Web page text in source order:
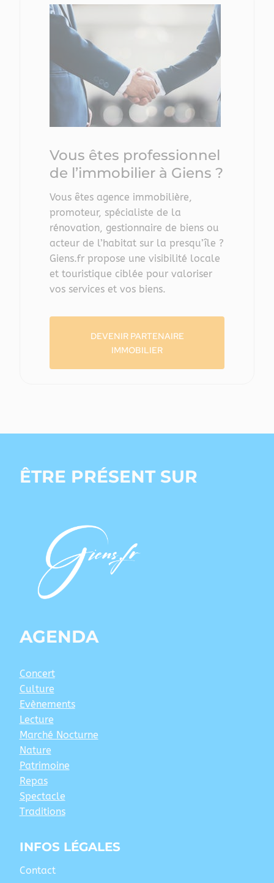
Vous êtes professionnel
de l’immobilier à Giens ?
Vous êtes agence immobilière,
promoteur, spécialiste de la
rénovation, gestionnaire de biens ou
acteur de l’habitat sur la presqu’île ?
Giens.fr propose une visibilité locale
et touristique ciblée pour valoriser
vos services et vos biens.
DEVENIR PARTENAIRE
IMMOBILIER
ÊTRE PRÉSENT SUR
AGENDA
Concert
Culture
Evènements
Lecture
Marché Nocturne
Nature
Patrimoine
Repas
Spectacle
Traditions
INFOS LÉGALES
Contact